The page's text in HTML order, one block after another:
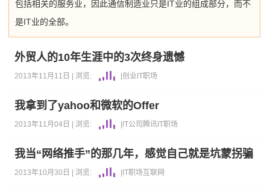
包括相关的服务业，因此通信制造业只是IT业的组成部分，而不
是IT业的全部。
外贸人的10年生涯中的3次终身遗憾
2013年11月11日 | 浏览: |创业 IT职场
我拿到了yahoo和微软的Offer
2013年11月04日 | 浏览: IT公司腾讯 IT职场
我当“网络推手”的那几年，感觉自己就是坑蒙拐骗
2013年10月30日 | 浏览: IT职场 互联网